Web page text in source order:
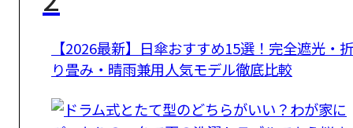
【2026最新】日傘おすすめ15選！完全遮光・折
り畳み・晴雨兼用人気モデル徹底比較